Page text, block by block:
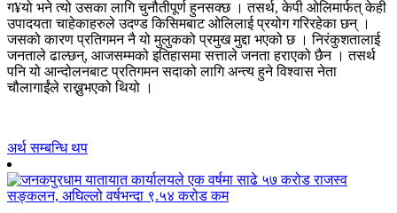
ग¥यो भने त्यो उसका लागि चुनौतीपूर्ण हुनसक्छ । तसर्थ, केपी ओलिमार्फत् केही
उपादयता चाहेकाहरुले उदण्ड किसिमबाट ओलिलाई प्रयोग गरिरहेका छन् ।
जसको कारण प्रतिगमन नै यो मुलुकको प्रमुख मुद्दा भएको छ । निरंकुशतालाई
जनताले ढाल्छन्, आजसम्मको इतिहासमा सत्ताले जनता हराएको छैन । तसर्थ
पनि यो आन्दोलनबाट प्रतिगमन सदाको लागि अन्त्य हुने विश्वास नेता
चौलागाईंले राख्नुभएको थियो ।
अर्थ सम्बन्धि थप